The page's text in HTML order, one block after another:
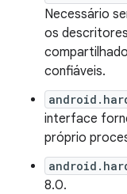
Necessário
os
confiáveis.
interface
próprio
8.0.